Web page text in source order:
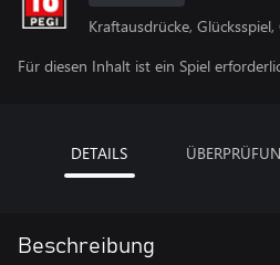
Kraftausdrücke, Glücksspiel,
Für diesen Inhalt ist ein Spiel
DETAILS
Beschreibung